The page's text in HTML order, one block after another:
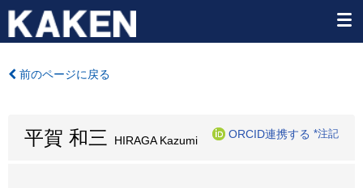
前のページに戻る
平賀 和三 HIRAGA Kazumi
ORCID連携する *注記